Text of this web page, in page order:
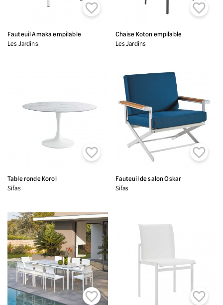

Fauteuil Amaka empilable
Les Jardins

Chaise Koton empilable
Les Jardins

Table ronde Korol
Sifas

Fauteuil de salon Oskar
Sifas
 